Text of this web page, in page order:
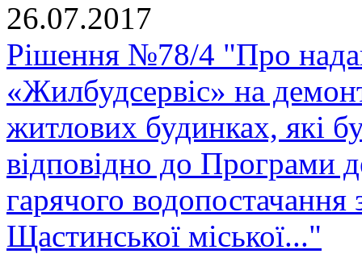
26.07.2017
Рішення №78/4 "Про
«Жилбудсервіс» на
житлових будинках, які
відповідно до Програми
гарячого
Щастинської міської..."